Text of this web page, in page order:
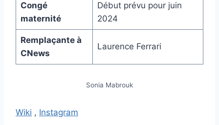
Congé
maternité
Début prévu pour juin
2024
Remplaçante à
CNews
Laurence Ferrari
Sonia Mabrouk
Wiki , Instagram